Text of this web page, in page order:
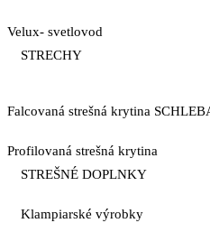
Velux- svetlovod
STRECHY
Falcovaná strešná krytina
Profilovaná strešná krytina
STREŠNÉ DOPLNKY
Klampiarské výrobky